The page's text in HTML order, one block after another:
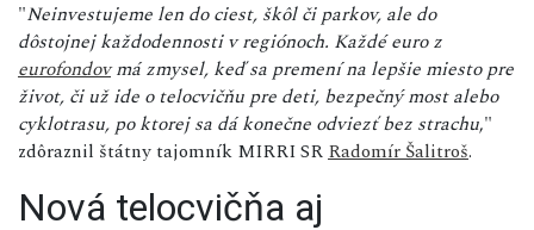
"Neinvestujeme len do ciest, škôl či parkov, ale do
dôstojnej každodennosti v regiónoch. Každé euro z
eurofondovmá zmysel, keď sa premení na lepšie miesto pre
život, či už ide o telocvičňu pre deti, bezpečný most alebo
cyklotrasu, po ktorej sa dá konečne odviezť bez strachu,"
zdôraznil štátny tajomník MIRRI SRRadomír Šalitroš.
Nová telocvičňa aj